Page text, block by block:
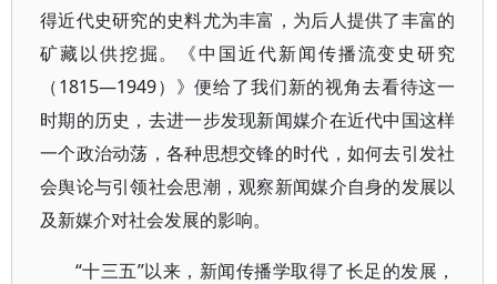
得近代史研究的史料尤为丰富，为后人提供了丰富的
矿藏以供挖掘。《中国近代新闻传播流变史研究
（1815—1949）》便给了我们新的视角去看待这一
时期的历史，去进一步发现新闻媒介在近代中国这样
一个政治动荡，各种思想交锋的时代，如何去引发社
会舆论与引领社会思潮，观察新闻媒介自身的发展以
及新媒介对社会发展的影响。
“十三五”以来，新闻传播学取得了长足的发展，